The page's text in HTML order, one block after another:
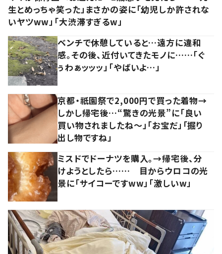
生とめっちゃ笑った」まさかの姿に「幼児しか許されな
いヤツww」「大渋滞すぎるw」
ベンチで休憩していると…遠方に違和
感。その後、近付いてきたモノに……「ぐ
ぅわぁッッッ」「やばいよ…」
京都・祇園祭で2,000円で買った着物→
しかし帰宅後…“驚きの光景”に「良い
買い物されましたね～」「お宝だ」「掘り
出し物ですね」
ミスドでドーナツを購入。→帰宅後、分
けようとしたら…… 目からウロコの光
景に「サイコーですww」「激しいw」